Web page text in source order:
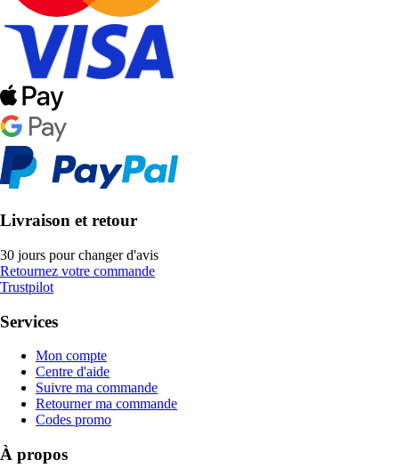
Livraison et retour
30 jours pour changer d'avis
Retournez votre commande
Trustpilot
Services
Mon compte
Centre d'aide
Suivre ma commande
Retourner ma commande
Codes promo
À propos